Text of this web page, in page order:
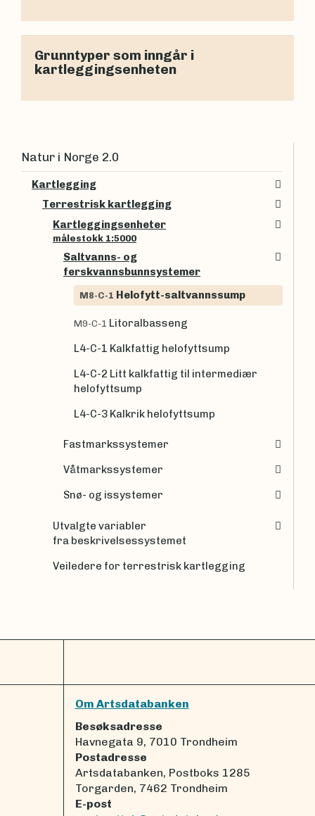
Grunntyper som inngår i
kartleggingsenheten
Natur i Norge 2.0
Kartlegging
Terrestrisk kartlegging
Kartleggingsenheter
målestokk 1:5000
Saltvanns- og
ferskvannsbunnsystemer
M8-C-1 Helofytt-saltvannssump
M9-C-1 Litoralbasseng
L4-C-1 Kalkfattig helofyttsump
L4-C-2 Litt kalkfattig til intermediær
helofyttsump
L4-C-3 Kalkrik helofyttsump
Fastmarkssystemer
Våtmarkssystemer
Snø- og issystemer
Utvalgte variabler
fra beskrivelsessystemet
Veiledere for terrestrisk kartlegging
Om Artsdatabanken
Besøksadresse
Havnegata 9, 7010 Trondheim
Postadresse
Artsdatabanken, Postboks 1285
Torgarden, 7462 Trondheim
E-post